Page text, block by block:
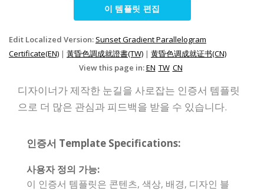
이 템플릿 편집
Edit Localized Version: Sunset Gradient Parallelogram
Certificate(EN) | 黃昏色調成就證書(TW) | 黄昏色调成就证书(CN)
View this page in:EN TW CN
디자이너가 제작한 눈길을 사로잡는 인증서 템플릿
으로 더 많은 관심과 피드백을 받을 수 있습니다.
인증서 Template Specifications:
사용자 정의 가능:
이 인증서 템플릿은 콘텐츠, 색상, 배경, 디자인 블